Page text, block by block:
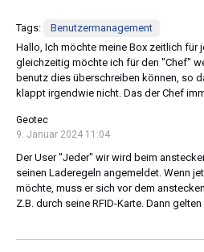
Tags:
Benutzermanagement
Hallo, Ich möchte meine Box zeitlich für
gleichzeitig möchte ich für den "Chef"
benutz dies überschreiben können, so
klappt irgendwie nicht. Das der Chef
Geotec
9. Januar 2024 11:04
Der User "Jeder" wir wird beim
seinen Laderegeln angemeldet. Wenn
möchte, muss er sich vor dem
Z.B. durch seine RFID-Karte. Dann